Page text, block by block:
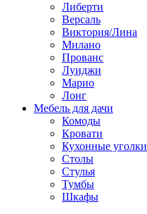
Либерти
Версаль
Виктория/Лина
Милано
Прованс
Луиджи
Марио
Лонг
Мебель для дачи
Комоды
Кровати
Кухонные уголки
Столы
Стулья
Тумбы
Шкафы